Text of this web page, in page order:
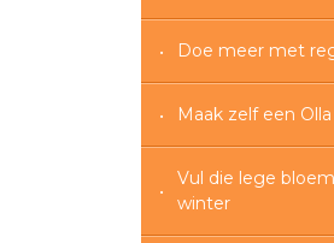
Doe meer met
Maak zelf een Olla
Vul die lege
winter